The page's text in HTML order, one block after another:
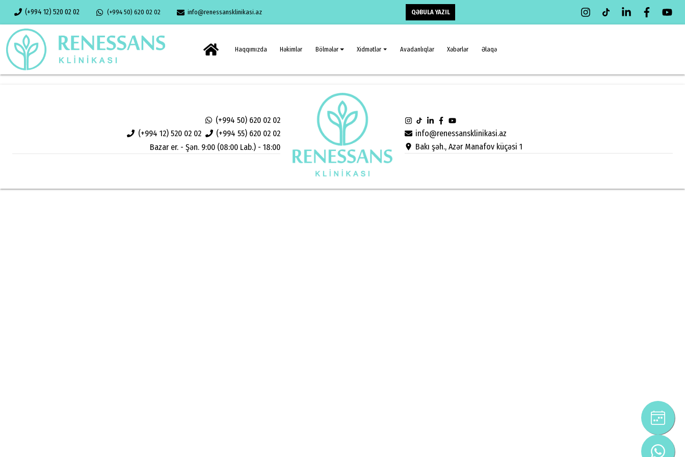
(+994 12) 520 02 02 (+994 50) 620 02 02 info@renessansklinikasi.az QƏBULA YAZIL
Haqqımızda Həkimlər Bölmələr Xidmətlər Avadanlıqlar Xəbərlər Əlaqə
info@renessansklinikasi.az
Bakı şəh., Azər Manafov küçəsi 1
(+994 12) 520 02 02 (+994 55) 620 02 02
(+994 50) 620 02 02
Bazar er. - Şən. 9:00 (08:00 Lab.) - 18:00